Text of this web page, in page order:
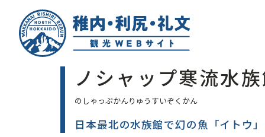
ノシャップ寒流水
日本最北の水族館で幻の魚「イトウ